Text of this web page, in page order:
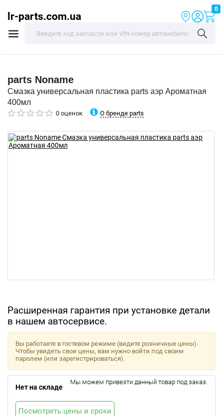
lr-parts.com.ua
0
parts Noname
Смазка универсальная пластика parts аэр Ароматная
400мл
0 оценок О бренде parts
Расширенная гарантия при установке детали
в нашем автосервисе.
Вы работаете в гостевом режиме (видите розничные цены).
Чтобы увидеть свои цены, вам нужно войти под своим
паролем (или зарегистрироваться).
Нет на складе
Мы можем привезти данный товар под заказ.
Посмотреть цены и сроки